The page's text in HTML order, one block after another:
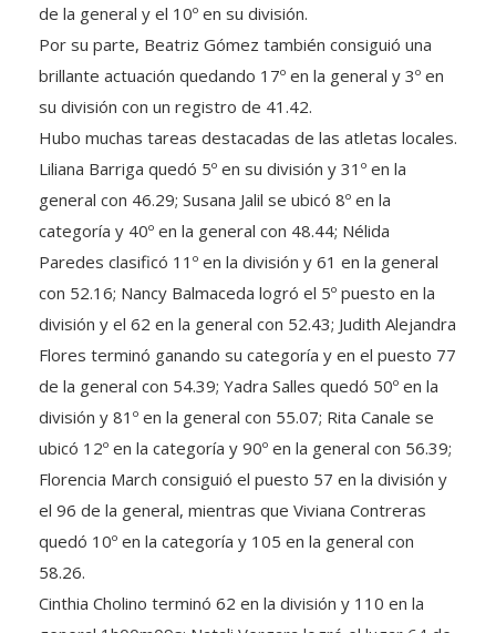
Por su parte, Beatriz Gómez también consiguió una
brillante actuación quedando 17º en la general y 3º en
su división con un registro de 41.42.
Hubo muchas tareas destacadas de las atletas locales.
Liliana Barriga quedó 5º en su división y 31º en la
general con 46.29; Susana Jalil se ubicó 8º en la
categoría y 40º en la general con 48.44; Nélida
Paredes clasificó 11º en la división y 61 en la general
con 52.16; Nancy Balmaceda logró el 5º puesto en la
división y el 62 en la general con 52.43; Judith Alejandra
Flores terminó ganando su categoría y en el puesto 77
de la general con 54.39; Yadra Salles quedó 50º en la
división y 81º en la general con 55.07; Rita Canale se
ubicó 12º en la categoría y 90º en la general con 56.39;
Florencia March consiguió el puesto 57 en la división y
el 96 de la general, mientras que Viviana Contreras
quedó 10º en la categoría y 105 en la general con
58.26.
Cinthia Cholino terminó 62 en la división y 110 en la
general 1h00m09s; Natali Vergara logró el lugar 64 de